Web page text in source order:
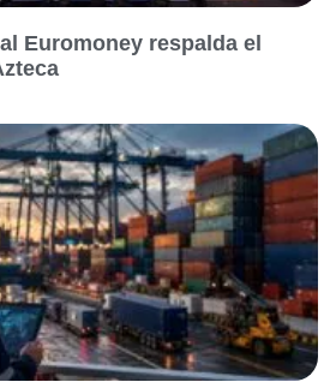
Euromoney respalda el